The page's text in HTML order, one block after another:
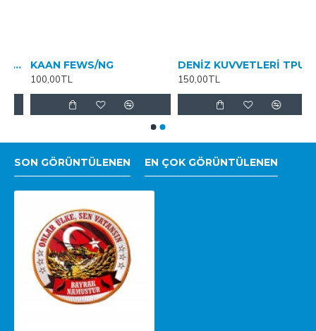
KAAN FEWS/NG
100,00TL
DENİZ KUVVETLERİ TPU ANAHTARLIK
150,00TL
SON GÖRÜNTÜLENEN EN ÇOK GÖRÜNTÜLENEN